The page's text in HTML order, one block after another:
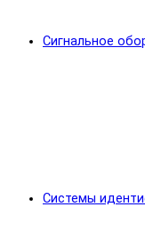
Сигнальное
Системы